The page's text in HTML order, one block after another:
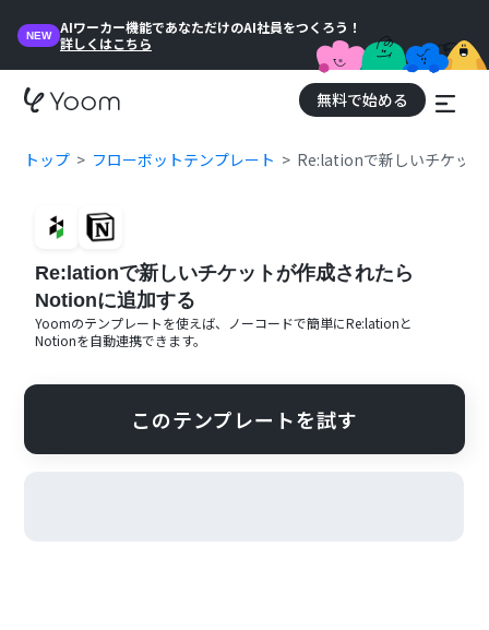
NEW
AIワーカー機能であなただけのAI社員をつくろう！
詳しくはこちら
無料で始める
トップ フローボットテンプレート Re:lationで新しいチケッ
Re:lationで新しいチケットが作成されたら
Notionに追加する
Yoomのテンプレートを使えば、ノーコードで簡単にRe:lationと
Notionを自動連携できます。
このテンプレートを試す